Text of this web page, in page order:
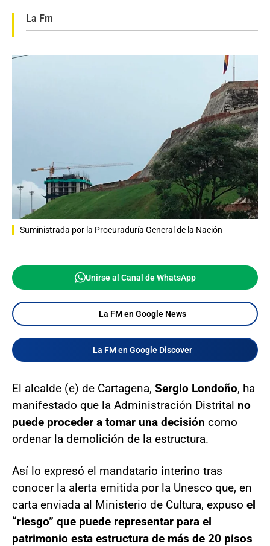
La Fm
Suministrada por la Procuraduría General de la Nación
Unirse al Canal de WhatsApp
La FM en Google News
La FM en Google Discover
El alcalde (e) de Cartagena, Sergio Londoño, ha
manifestado que la Administración Distrital no
puede proceder a tomar una decisión como
ordenar la demolición de la estructura.
Así lo expresó el mandatario interino tras
conocer la alerta emitida por la Unesco que, en
carta enviada al Ministerio de Cultura, expuso el
“riesgo” que puede representar para el
patrimonio esta estructura de más de 20 pisos